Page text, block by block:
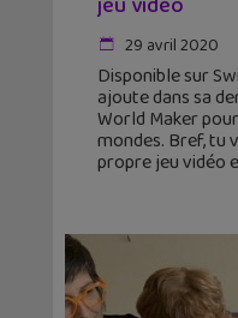
29 avril 2020
Disponible sur
ajoute dans sa
World Maker
mondes. Bref, tu
propre jeu vidéo